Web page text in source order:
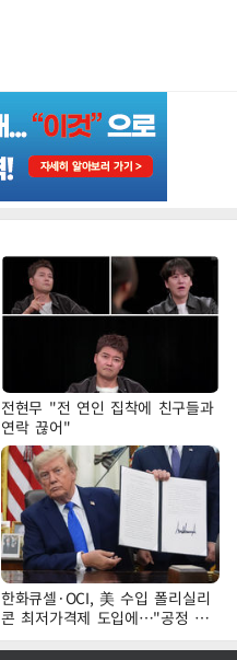
전현무 "전 연인 집착에 친구들과
연락 끊어"
한화큐셀·OCI, 美 수입 폴리실리
콘 최저가격제 도입에…"공정 경
쟁·수익성 개선 환영"